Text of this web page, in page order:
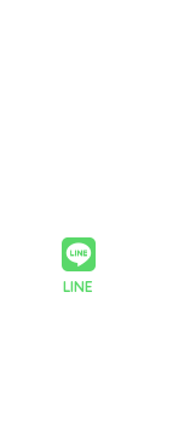
LINE